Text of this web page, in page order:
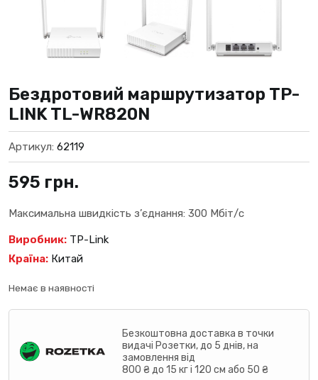
Бездротовий маршрутизатор TP-
LINK TL-WR820N
Артикул: 62119
595 грн.
Максимальна швидкість з’єднання: 300 Мбіт/с
Виробник: TP-Link
Країна: Китай
Немає в наявності
Безкоштовна доставка в точки
видачі Розетки, до 5 днів, на
замовлення від
800 ₴ до 15 кг і 120 см або 50 ₴